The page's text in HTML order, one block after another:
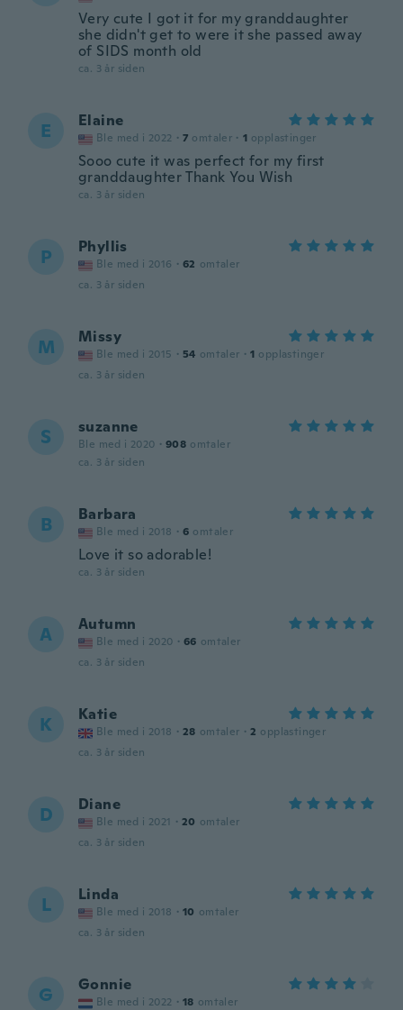
Very cute I got it for my granddaughter
she didn't get to were it she passed away
of SIDS month old
ca. 3 år siden
E Elaine
Ble med i 2022 · 7 omtaler · 1 opplastinger
Sooo cute it was perfect for my first
granddaughter Thank You Wish
ca. 3 år siden
P Phyllis
Ble med i 2016 · 62 omtaler
ca. 3 år siden
M Missy
Ble med i 2015 · 54 omtaler · 1 opplastinger
ca. 3 år siden
S suzanne
Ble med i 2020 · 908 omtaler
ca. 3 år siden
B Barbara
Ble med i 2018 · 6 omtaler
Love it so adorable!
ca. 3 år siden
A Autumn
Ble med i 2020 · 66 omtaler
ca. 3 år siden
K Katie
Ble med i 2018 · 28 omtaler · 2 opplastinger
ca. 3 år siden
D Diane
Ble med i 2021 · 20 omtaler
ca. 3 år siden
L Linda
Ble med i 2018 · 10 omtaler
ca. 3 år siden
G Gonnie
Ble med i 2022 · 18 omtaler